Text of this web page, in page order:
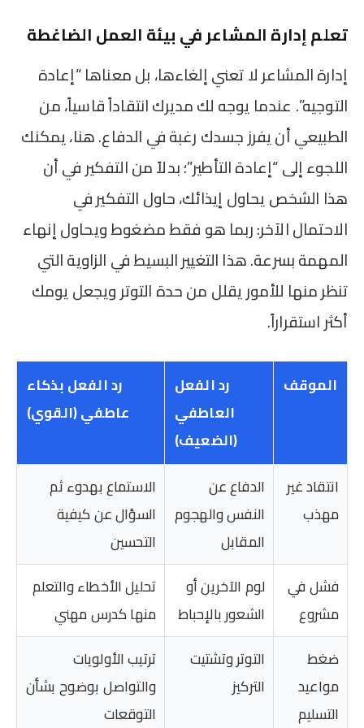
تعلم إدارة المشاعر في بيئة العمل الضاغطة
إدارة المشاعر لا تعني إلغاءها، بل معناها “إعادة
التوجيه”. عندما يوجه لك مديرك انتقاداً قاسياً، من
الطبيعي أن يفرز جسدك رغبة في الدفاع. هنا، يمكنك
اللجوء إلى “إعادة التأطير”؛ بدلاً من التفكير في أن
هذا الشخص يحاول إيذائك، حاول التفكير في
الاحتمال الآخر: ربما هو فقط مضغوط ويحاول إنهاء
المهمة بسرعة. هذا التغيير البسيط في الزاوية التي
تنظر منها للأمور يقلل من حدة التوتر ويجعل يومك
أكثر استقراراً.
الموقف
رد الفعل
العاطفي
(الضعيف)
رد الفعل بذكاء
عاطفي (القوي)
انتقاد غير
مهذب
الدفاع عن
النفس والهجوم
المقابل
الاستماع بهدوء ثم
السؤال عن كيفية
التحسين
فشل في
مشروع
لوم الآخرين أو
الشعور بالإحباط
تحليل الأخطاء والتعلم
منها كدرس مهني
ضغط
مواعيد
التسليم
التوتر وتشتيت
التركيز
ترتيب الأولويات
والتواصل بوضوح بشأن
التوقعات